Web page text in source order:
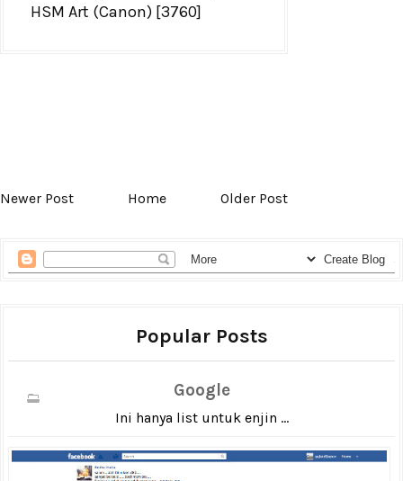
HSM Art (Canon) [3760]
Newer Post Home Older Post
Popular Posts
Google
Ini hanya list untuk enjin ...